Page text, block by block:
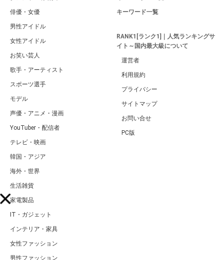
俳優・女優
男性アイドル
女性アイドル
お笑い芸人
歌手・アーティスト
スポーツ選手
モデル
声優・アニメ・漫画
YouTuber・配信者
テレビ・映画
韓国・アジア
海外・世界
生活雑貨
家電製品
IT・ガジェット
インテリア・家具
女性ファッション
男性ファッション
キーワード一覧
RANK1[ランク1]｜人気ランキングサ
イト～国内最大級について
運営者
利用規約
プライバシー
サイトマップ
お問い合せ
PC版